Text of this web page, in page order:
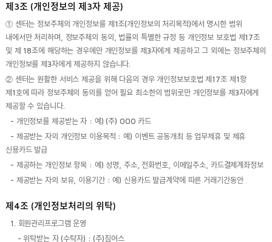
제3조 (개인정보의 제3자 제공)
① 센터는 정보주체의 개인정보를 제1조(개인정보의 처리목적)에서 명시한 범위
내에서만 처리하며, 정보주체의 동의, 법률의 특별한 규정 등 개인정보 보호법 제17조
및 제 18조에 해당하는 경우에만 개인정보를 제3자에게 제공하고 그 외에는 정보주체의
개인정보를 제3자에게 제공하지 않습니다.
② 센터는 원활한 서비스 제공을 위해 다음의 경우 개인정보보호법 제17조 제1항
제1호에 따라 정보주체의 동의를 얻어 필요 최소한의 범위로만 개인정보를 제3자에게
제공할 수 있습니다.
- 개인정보를 제공받는 자 : 예) (주) OOO 카드
- 제공받는 자의 개인정보 이용목적 : 예) 이벤트 공동개최 등 업무제휴 및 제휴
신용카드 발급
- 제공하는 개인정보 항목 : 예) 성명, 주소, 전화번호, 이메일주소, 카드결제계좌정보
- 제공받는 자의 보유, 이용기간 : 예) 신용카드 발급계약에 따른 거래기간동안
제4조 (개인정보처리의 위탁)
1. 회원관리프로그램 운영
- 위탁받는 자 (수탁자) : (주)짐어스